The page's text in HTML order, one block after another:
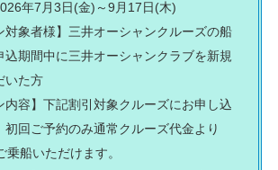
年7月3日(金)～9月17日(木)
対象者様】三井オーシャンクルーズの船
込期間中に三井オーシャンクラブを新規
いた方
内容】下記割引対象クルーズにお申し込
初回ご予約のみ通常クルーズ代金より
乗船いただけます。